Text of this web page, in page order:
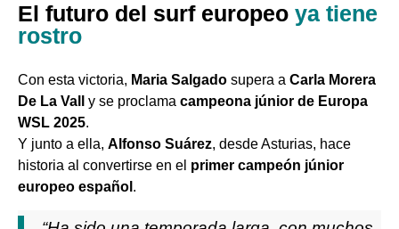
El futuro del surf europeo ya tiene
rostro
Con esta victoria, Maria Salgado supera a Carla Morera
De La Vall
y se proclama campeona júnior de Europa
WSL 2025.
Y junto a ella, Alfonso Suárez, desde Asturias, hace
historia al convertirse en el primer campeón júnior
europeo español .